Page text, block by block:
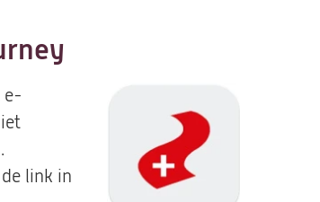
e-
link in